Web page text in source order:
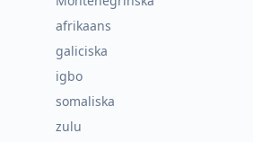
afrikaans
galiciska
igbo
somaliska
zulu